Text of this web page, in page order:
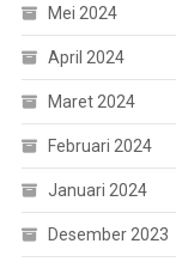
Mei 2024
April 2024
Maret 2024
Februari 2024
Januari 2024
Desember 2023